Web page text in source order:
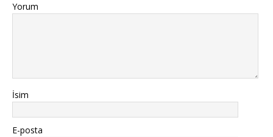
Yorum
İsim
E-posta